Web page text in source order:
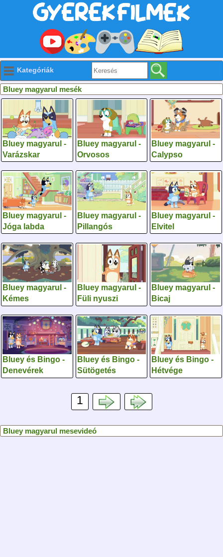
Kategóriák
Bluey magyarul mesék
Bluey magyarul -
Varázskar
Bluey magyarul -
Orvosos
Bluey magyarul -
Calypso
Bluey magyarul -
Jóga labda
Bluey magyarul -
Pillangós
Bluey magyarul -
Elvitel
Bluey magyarul -
Kémes
Bluey magyarul -
Füli nyuszi
Bluey magyarul -
Bicaj
Bluey és Bingo -
Denevérek
Bluey és Bingo -
Sütögetés
Bluey és Bingo -
Hétvége
1
Bluey magyarul mesevideó